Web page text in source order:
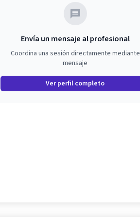
Envía un mensaje al profesional
Coordina una sesión directamente mediante
mensaje
Ver perfil completo